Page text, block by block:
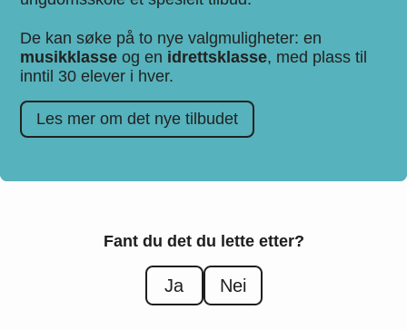
De kan søke på to nye valgmuligheter: en
musikklasse og en idrettsklasse, med plass til
inntil 30 elever i hver.
Les mer om det nye tilbudet
Fant du det du lette etter?
Ja Nei